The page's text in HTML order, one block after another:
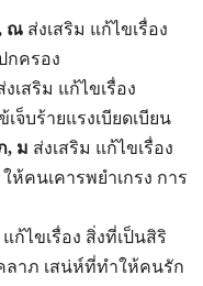
ณ ส่งเสริม แก้ไขเรื่อง
กครอง
งเสริม แก้ไขเรื่อง
จ็บร้ายแรงเบียดเบียน
, ม ส่งเสริม แก้ไขเรื่อง
ห้คนเคารพยำเกรง การ
แก้ไขเรื่อง สิ่งที่เป็นสิริ
าภ เสน่ห์ที่ทำให้คนรัก